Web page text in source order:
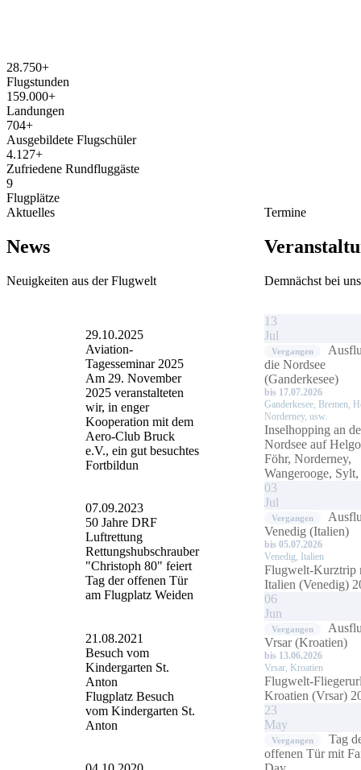
28.750+
Flugstunden
159.000+
Landungen
704+
Ausgebildete Flugschüler
4.127+
Zufriedene Rundfluggäste
9
Flugplätze
Aktuelles
News
Neuigkeiten aus der Flugwelt
29.10.2025
Aviation-
Tagesseminar 2025
Am 29. November
2025 veranstalteten
wir, in enger
Kooperation mit dem
Aero-Club Bruck
e.V., ein gut besuchtes
Fortbildun
07.09.2023
50 Jahre DRF
Luftrettung
Rettungshubschrauber
"Christoph 80" feiert
Tag der offenen Tür
am Flugplatz Weiden
21.08.2021
Besuch vom
Kindergarten St.
Anton
Flugplatz Besuch
vom Kindergarten St.
Anton
Termine
Demnächst bei uns
13
Jul
Vergangen
die Nordsee
(Ganderkesee)
bis 17.07.2026
Ganderkesee, Bremen,
Norderney, usw.
Inselhopping an
Nordsee auf
Föhr, Norderney,
Wangerooge,
03
Jul
Vergangen
Venedig (Italien)
bis 05.07.2026
Venedig, Italien
Flugwelt-Kurztrip
Italien (Venedig)
06
Jun
Vergangen
Vrsar (Kroatien)
bis 13.06.2026
Vrsar, Kroatien
Flugwelt-
Kroatien (Vrsar)
23
May
Vergangen
Tag
offenen Tür mit